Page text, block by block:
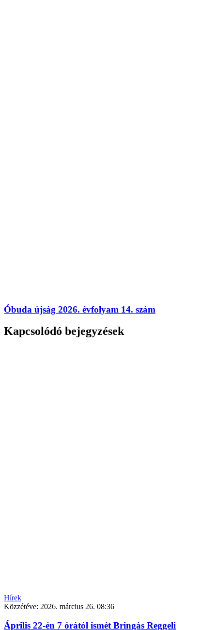
Óbuda újság 2026. évfolyam 14. szám
Kapcsolódó bejegyzések
Hírek
Közzétéve: 2026. március 26. 08:36
Április 22-én 7 órától ismét Bringás Reggeli